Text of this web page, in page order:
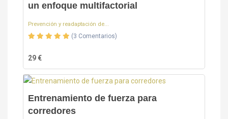
un enfoque multifactorial
Prevención y readaptación de...
(3 Comentarios)
29 €
Entrenamiento de fuerza para
corredores